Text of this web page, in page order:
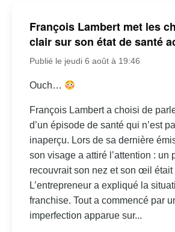
François Lambert met les
clair sur son état de santé
Publié le jeudi 6 août à 19:46
Ouch…
François Lambert a choisi de
d’un épisode de santé qui n’est
inaperçu. Lors de sa dernière
son visage a attiré l’attention : un
recouvrait son nez et son œil était
L’entrepreneur a expliqué la
franchise. Tout a commencé par
imperfection apparue sur...